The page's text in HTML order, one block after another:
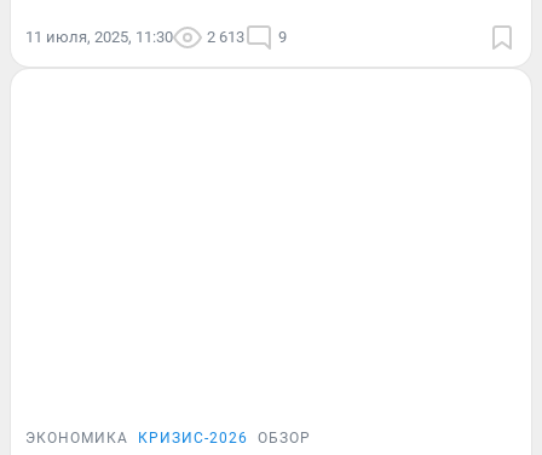
11 июля, 2025, 11:30 2 613 9
ЭКОНОМИКА КРИЗИС-2026 ОБЗОР